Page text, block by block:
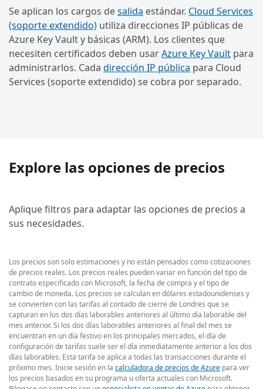
Se aplican los cargos desalida estándar. Cloud Services
(soporte extendido) utiliza direcciones IP públicas de
Azure Key Vault y básicas (ARM). Los clientes que
necesiten certificados deben usarAzure Key Vault para
administrarlos. Cada dirección IP pública para Cloud
Services (soporte extendido) se cobra por separado.
Explore las opciones de precios
Aplique filtros para adaptar las opciones de precios a
sus necesidades.
Los precios son solo estimaciones y no están pensados como cotizaciones
de precios reales. Los precios reales pueden variar en función del tipo de
contrato especificado con Microsoft, la fecha de compra y el tipo de
cambio de moneda. Los precios se calculan en dólares estadounidenses y
se convierten con las tarifas al contado de cierre de Londres que se
capturan en los dos días laborables anteriores al último día laborable del
mes anterior. Si los dos días laborables anteriores al final del mes se
encuentran en un día festivo en los principales mercados, el día de
configuración de tarifas suele ser el día inmediatamente anterior a los dos
días laborables. Esta tarifa se aplica a todas las transacciones durante el
próximo mes. Inicie sesión en la calculadora de precios de Azure para ver
los precios basados en su programa u oferta actuales con Microsoft.